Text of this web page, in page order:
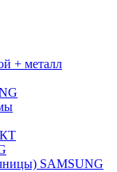
+ металл
SAMSUNG